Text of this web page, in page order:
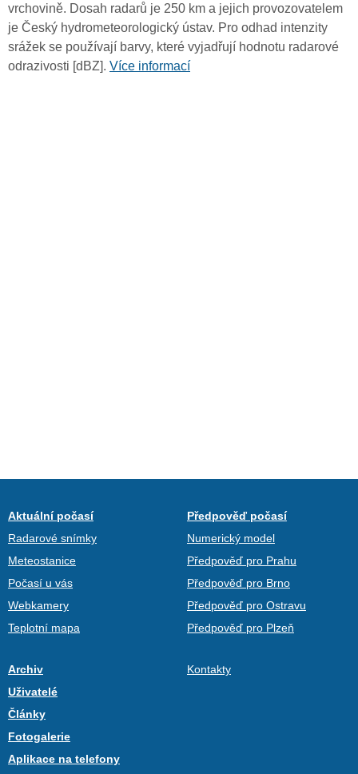
vrchovině. Dosah radarů je 250 km a jejich provozovatelem
je Český hydrometeorologický ústav. Pro odhad intenzity
srážek se používají barvy, které vyjadřují hodnotu radarové
odrazivosti [dBZ]. Více informací
Aktuální počasí
Radarové snímky
Meteostanice
Počasí u vás
Webkamery
Teplotní mapa
Předpověď počasí
Numerický model
Předpověď pro Prahu
Předpověď pro Brno
Předpověď pro Ostravu
Předpověď pro Plzeň
Archiv
Uživatelé
Články
Fotogalerie
Aplikace na telefony
Kontakty